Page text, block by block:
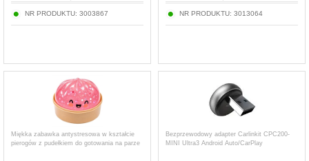
NR PRODUKTU: 3003867 NR PRODUKTU: 3013064
Miękka zabawka antystresowa w kształcie
pierogów z pudełkiem do gotowania na parze
Bezprzewodowy adapter Carlinkit CPC200-
MINI Ultra3 Android Auto/CarPlay